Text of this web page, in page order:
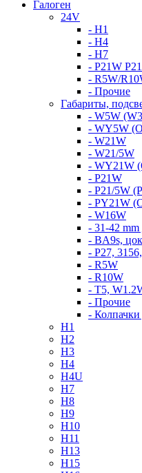
Галоген
24V
- H1
- H4
- H7
- P21W
- R5W/
- Прочие
Габариты,
- W5W
- WY5W
- W21W
- W21/5W
- WY21W
- P21W
- P21/5W
- PY21W
- W16W
- 31-42
- BA9s,
- P27,
- R5W
- R10W
- T5,
- Прочие
- Колпачки
H1
H2
H3
H4
H4U
H7
H8
H9
H10
H11
H13
H15